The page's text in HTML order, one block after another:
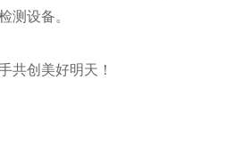
测设备。
创美好明天！